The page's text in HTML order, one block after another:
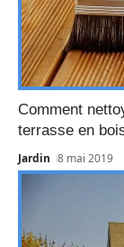
Comment
terrasse en
Jardin 8 mai 2019